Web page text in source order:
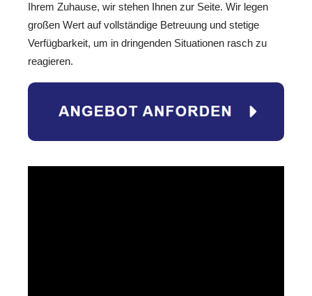
Ihrem Zuhause, wir stehen Ihnen zur Seite. Wir legen
großen Wert auf vollständige Betreuung und stetige
Verfügbarkeit, um in dringenden Situationen rasch zu
reagieren.